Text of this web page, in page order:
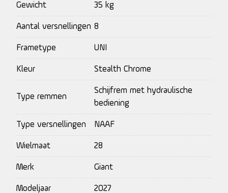
Gewicht 35 kg
Aantal versnellingen 8
Frametype UNI
Kleur Stealth Chrome
Type remmen
Schijfrem met hydraulische
bediening
Type versnellingen NAAF
Wielmaat 28
Merk Giant
Modeljaar 2027